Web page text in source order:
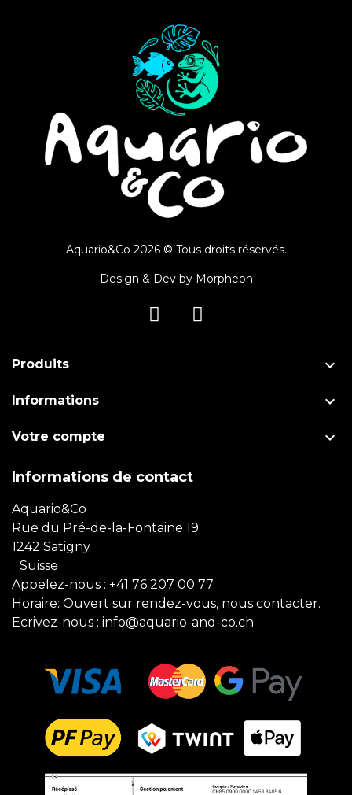
Aquario&Co 2026 © Tous droits réservés.
Design & Dev by Morpheon
Produits 
Informations 
Votre compte 
Informations de contact
Aquario&Co
Rue du Pré-de-la-Fontaine 19
1242 Satigny
Suisse
Appelez-nous : +41 76 207 00 77
Horaire: Ouvert sur rendez-vous, nous contacter.
Ecrivez-nous : info@aquario-and-co.ch